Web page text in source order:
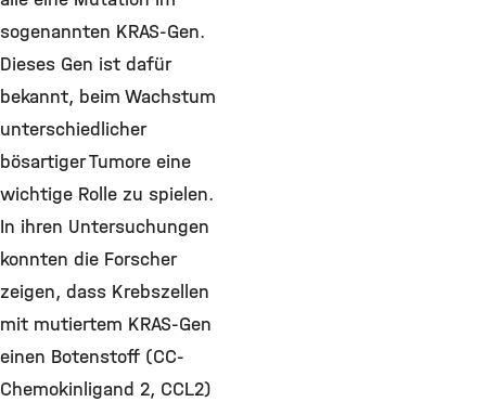
sogenannten KRAS-Gen.
Dieses Gen ist dafür
bekannt, beim Wachstum
unterschiedlicher
bösartiger Tumore eine
wichtige Rolle zu spielen.
In ihren Untersuchungen
konnten die Forscher
zeigen, dass Krebszellen
mit mutiertem KRAS-Gen
einen Botenstoff (CC-
Chemokinligand 2, CCL2)